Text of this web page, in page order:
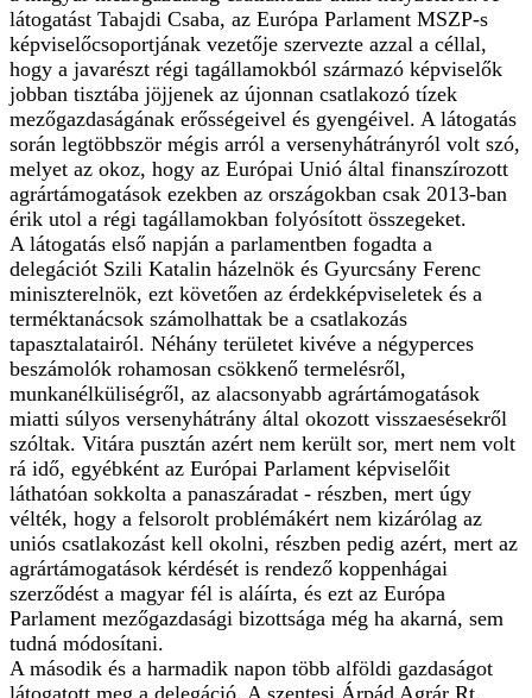
látogatást Tabajdi Csaba, az Európa Parlament MSZP-s
képviselőcsoportjának vezetője szervezte azzal a céllal,
hogy a javarészt régi tagállamokból származó képviselők
jobban tisztába jöjjenek az újonnan csatlakozó tízek
mezőgazdaságának erősségeivel és gyengéivel. A látogatás
során legtöbbször mégis arról a versenyhátrányról volt szó,
melyet az okoz, hogy az Európai Unió által finanszírozott
agrártámogatások ezekben az országokban csak 2013-ban
érik utol a régi tagállamokban folyósított összegeket.
A látogatás első napján a parlamentben fogadta a
delegációt Szili Katalin házelnök és Gyurcsány Ferenc
miniszterelnök, ezt követően az érdekképviseletek és a
terméktanácsok számolhattak be a csatlakozás
tapasztalatairól. Néhány területet kivéve a négyperces
beszámolók rohamosan csökkenő termelésről,
munkanélküliségről, az alacsonyabb agrártámogatások
miatti súlyos versenyhátrány által okozott visszaesésekről
szóltak. Vitára pusztán azért nem került sor, mert nem volt
rá idő, egyébként az Európai Parlament képviselőit
láthatóan sokkolta a panaszáradat - részben, mert úgy
vélték, hogy a felsorolt problémákért nem kizárólag az
uniós csatlakozást kell okolni, részben pedig azért, mert az
agrártámogatások kérdését is rendező koppenhágai
szerződést a magyar fél is aláírta, és ezt az Európa
Parlament mezőgazdasági bizottsága még ha akarná, sem
tudná módosítani.
A második és a harmadik napon több alföldi gazdaságot
látogatott meg a delegáció. A szentesi Árpád Agrár Rt.